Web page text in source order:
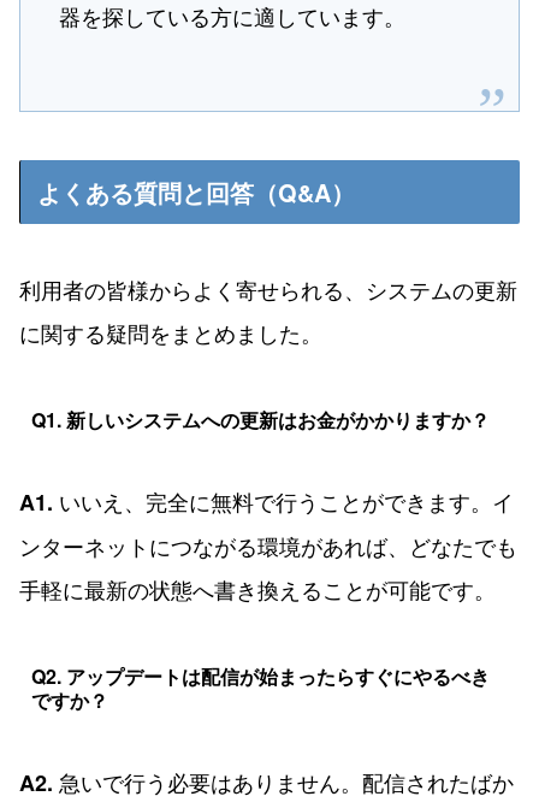
器を探している方に適しています。
よくある質問と回答（Q&A）
利用者の皆様からよく寄せられる、システムの更新
に関する疑問をまとめました。
Q1. 新しいシステムへの更新はお金がかかりますか？
A1. いいえ、完全に無料で行うことができます。イ
ンターネットにつながる環境があれば、どなたでも
手軽に最新の状態へ書き換えることが可能です。
Q2. アップデートは配信が始まったらすぐにやるべき
ですか？
A2. 急いで行う必要はありません。配信されたばか